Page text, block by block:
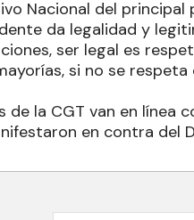
Nacional del
da legalidad y
ser legal es
si no se
de la CGT van en línea
en contra del